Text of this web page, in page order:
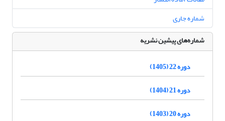
شماره جاری
شماره‌های پیشین نشریه
دوره 22 (1405)
دوره 21 (1404)
دوره 20 (1403)